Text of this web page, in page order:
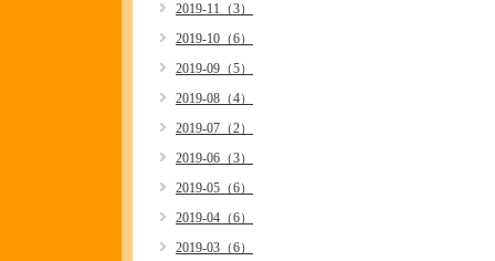
2019-11（3）
2019-10（6）
2019-09（5）
2019-08（4）
2019-07（2）
2019-06（3）
2019-05（6）
2019-04（6）
2019-03（6）